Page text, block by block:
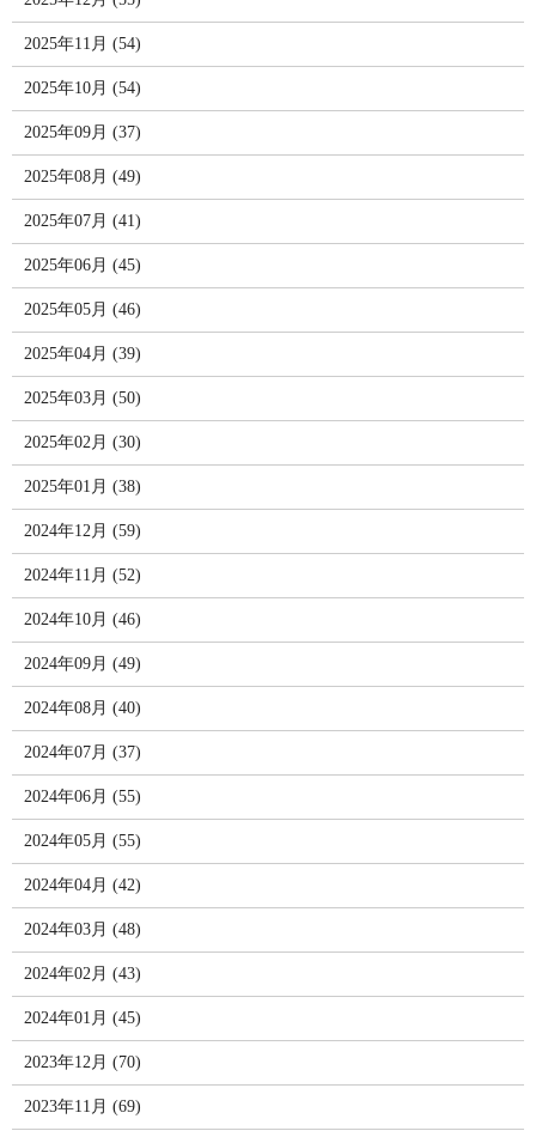
2025年11月 (54)
2025年10月 (54)
2025年09月 (37)
2025年08月 (49)
2025年07月 (41)
2025年06月 (45)
2025年05月 (46)
2025年04月 (39)
2025年03月 (50)
2025年02月 (30)
2025年01月 (38)
2024年12月 (59)
2024年11月 (52)
2024年10月 (46)
2024年09月 (49)
2024年08月 (40)
2024年07月 (37)
2024年06月 (55)
2024年05月 (55)
2024年04月 (42)
2024年03月 (48)
2024年02月 (43)
2024年01月 (45)
2023年12月 (70)
2023年11月 (69)